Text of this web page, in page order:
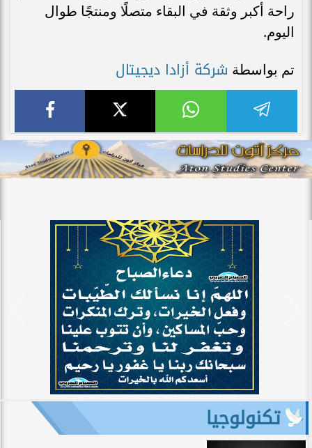
راحة أكبر وثقة في البقاء متصلًا ومنتجًا طوال
اليوم.
تم بواسطة شركة أزادا ديجيتال
تكنولوجيا